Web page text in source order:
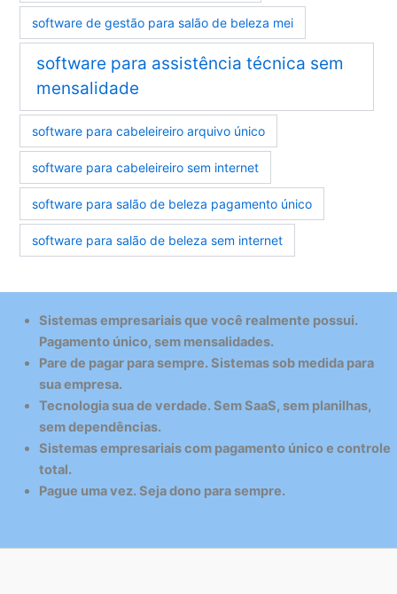
software de gestão para salão de beleza mei
software para assistência técnica sem
mensalidade
software para cabeleireiro arquivo único
software para cabeleireiro sem internet
software para salão de beleza pagamento único
software para salão de beleza sem internet
Sistemas empresariais que você realmente possui.
Pagamento único, sem mensalidades.
Pare de pagar para sempre. Sistemas sob medida para
sua empresa.
Tecnologia sua de verdade. Sem SaaS, sem planilhas,
sem dependências.
Sistemas empresariais com pagamento único e controle
total.
Pague uma vez. Seja dono para sempre.